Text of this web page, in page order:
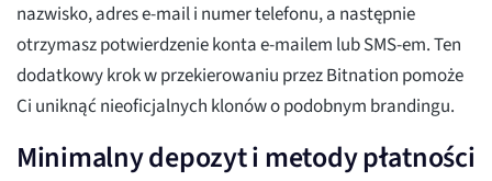
nazwisko, adres e-mail i numer telefonu, a następnie
otrzymasz potwierdzenie konta e-mailem lub SMS-em. Ten
dodatkowy krok w przekierowaniu przez Bitnation pomoże
Ci uniknąć nieoficjalnych klonów o podobnym brandingu.
Minimalny depozyt i metody płatności